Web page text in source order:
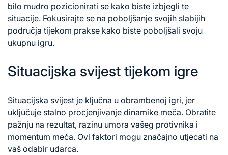
bilo mudro pozicionirati se kako biste izbjegli te
situacije. Fokusirajte se na poboljšanje svojih slabijih
područja tijekom prakse kako biste poboljšali svoju
ukupnu igru.
Situacijska svijest tijekom igre
Situacijska svijest je ključna u obrambenoj igri, jer
uključuje stalno procjenjivanje dinamike meča. Obratite
pažnju na rezultat, razinu umora vašeg protivnika i
momentum meča. Ovi faktori mogu značajno utjecati na
vaš odabir udarca.